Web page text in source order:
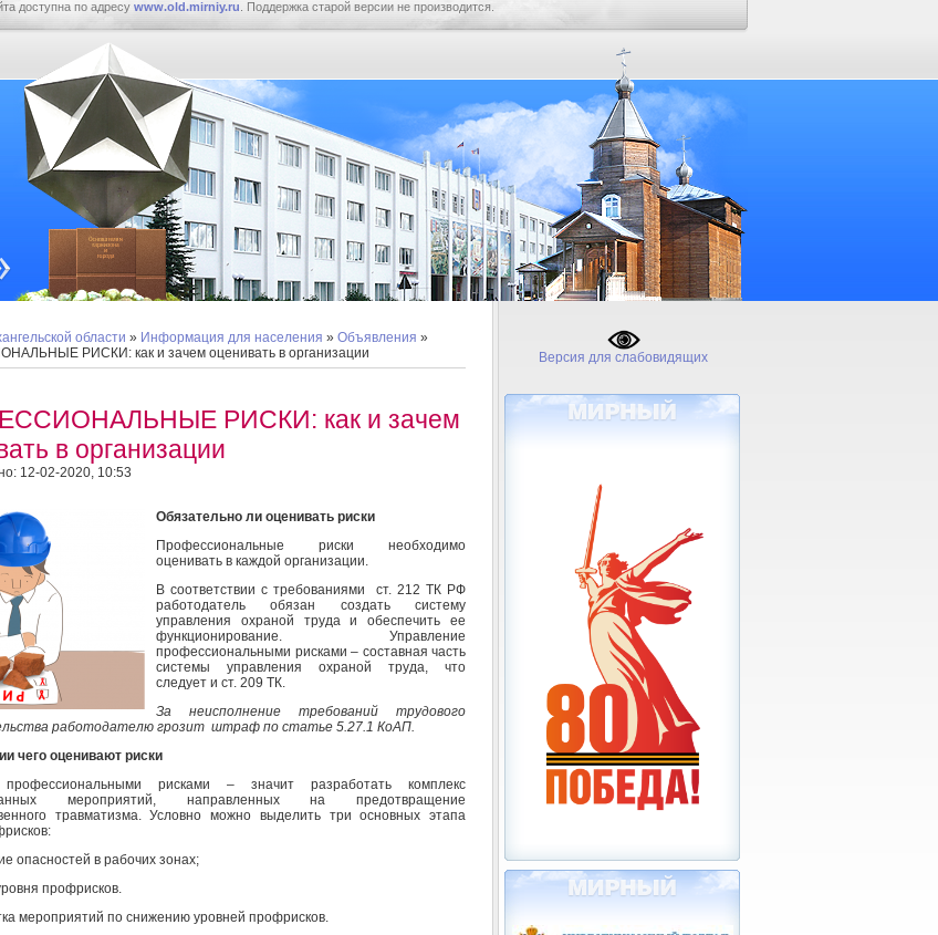
доступна по адресу www.old.mirniy.ru . Поддержка старой версии не производится.
области » Информация для населения » Объявления »
РИСКИ: как и зачем оценивать в организации
РИСКИ: как и зачем
в организации
12-02-2020, 10:53
Обязательно ли оценивать риски
Профессиональные риски необходимо
оценивать в каждой организации.
В соответствии с требованиями ст. 212 ТК РФ
работодатель обязан создать систему
управления охраной труда и обеспечить ее
функционирование. Управление
профессиональными рисками – составная часть
системы управления охраной труда, что
следует и ст. 209 ТК.
За неисполнение требований трудового
работодателю грозит штраф по статье 5.27.1 КоАП.
чего оценивают риски
профессиональными рисками – значит разработать комплекс
мероприятий, направленных на предотвращение
травматизма. Условно можно выделить три основных этапа
опасностей в рабочих зонах;
профрисков.
мероприятий по снижению уровней профрисков.
Версия для слабовидящих